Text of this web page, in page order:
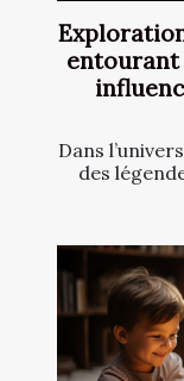
entourant
Dans
des